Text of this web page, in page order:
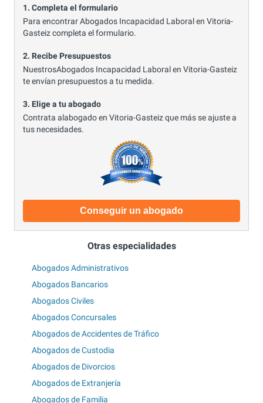
1. Completa el formulario
Para encontrar Abogados Incapacidad Laboral en Vitoria-
Gasteiz completa el formulario.
2. Recibe Presupuestos
NuestrosAbogados Incapacidad Laboral en Vitoria-Gasteiz
te envían presupuestos a tu medida.
3. Elige a tu abogado
Contrata alabogado en Vitoria-Gasteiz que más se ajuste a
tus necesidades.
Conseguir un abogado
Otras especialidades
Abogados Administrativos
Abogados Bancarios
Abogados Civiles
Abogados Concursales
Abogados de Accidentes de Tráfico
Abogados de Custodia
Abogados de Divorcios
Abogados de Extranjería
Abogados de Familia